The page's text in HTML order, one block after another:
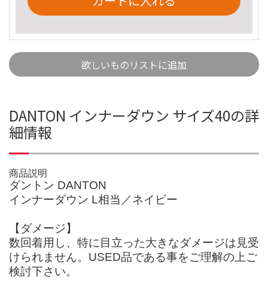
欲しいものリストに追加
DANTON インナーダウン サイズ40の詳
細情報
商品説明
ダントン DANTON
インナーダウン L相当／ネイビー
【ダメージ】
数回着用し、特に目立った大きなダメージは見受
けられません。USED品である事をご理解の上ご
検討下さい。